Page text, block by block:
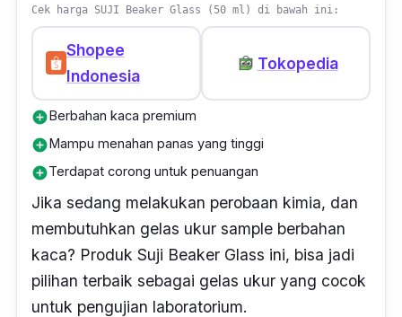
Cek harga SUJI Beaker Glass (50 ml) di bawah ini:
Shopee
Indonesia
Tokopedia
add_circleBerbahan kaca premium
add_circleMampu menahan panas yang tinggi
add_circleTerdapat corong untuk penuangan
Jika sedang melakukan perobaan kimia, dan
membutuhkan gelas ukur sample berbahan
kaca? Produk Suji Beaker Glass ini, bisa jadi
pilihan terbaik sebagai gelas ukur yang cocok
untuk pengujian laboratorium.